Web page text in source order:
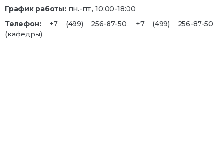
График работы: пн.-пт., 10:00-18:00
Телефон:
+7 (499) 256-87-50, +7 (499) 256-87-50
(кафедры)